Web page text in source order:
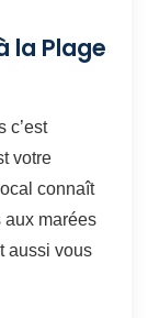
la Plage
c’est
votre
connaît
aux marées
aussi vous